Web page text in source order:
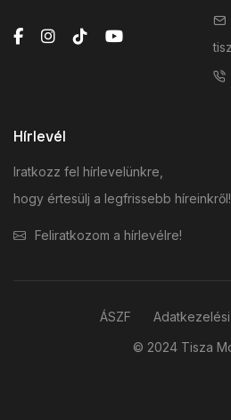
Hírlevél
Iratkozz fel hírlevelünkre,
hogy értesülj a legfrissebb híreinkről!
Feliratkozom a hírlevélre!
© 2024 Tisza
ÁSZF